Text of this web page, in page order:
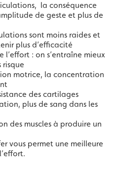
la conséquence
de geste et plus de
sont moins raides et
plus d’efficacité
l’effort : on s’entraîne mieux
risque
motrice, la concentration
des cartilages
plus de sang dans les
des muscles à produire un
vous permet une meilleure